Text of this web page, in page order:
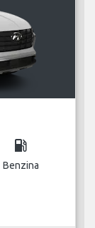
local_gas_station
Benzina